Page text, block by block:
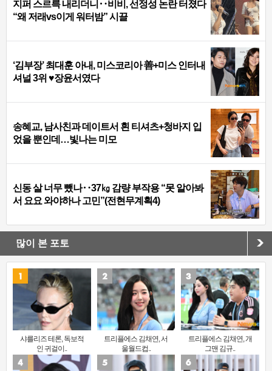
지퍼 스르륵 내리더니‥비비, 선정성 논란 터졌다
“왜 저래vs이게 워터밤” 시끌
‘김부장’ 최대훈 아내, 미스코리아 善+미스 인터내
셔널 3위 ♥장윤서였다
송혜교, 남사친과 데이트서 흰 티셔츠+청바지 입
었을 뿐인데…빛나는 미모
신동 살 너무 뺐나‥37㎏ 감량 부작용 “못 알아봐
서 요요 와야하나 고민”(전현무계획4)
많이 본 포토
샤를리즈 테론, 독보적
인 귀걸이..
트리플에스 김채연, 서
울월드컵..
트리플에스 김채연, 개
그맨 김규..